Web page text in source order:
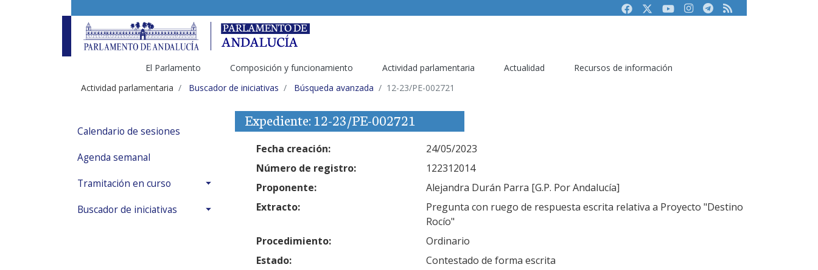
FacebookTwitterYoutubeInstagram
Telegram
RSS
El Parlamento Composición y funcionamiento Actividad parlamentaria Actualidad
Recursos de información
Actividad parlamentaria
Buscador de iniciativas Búsqueda avanzada 12-23/PE-002721
Calendario de sesiones
Agenda semanal
Tramitación en curso
Buscador de iniciativas
Expediente: 12-23/PE-002721
Fecha creación:
24/05/2023
Número de registro:
122312014
Proponente:
Alejandra Durán Parra [G.P. Por Andalucía]
Extracto:
Pregunta con ruego de respuesta escrita relativa a Proyecto "Destino
Rocío"
Procedimiento:
Ordinario
Estado:
Contestado de forma escrita